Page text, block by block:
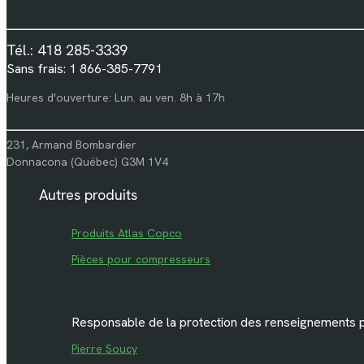
Tél.: 418 285-3339
Sans frais: 1 866-385-7791
Heures d'ouverture: Lun. au ven. 8h à 17h
231, Armand Bombardier
Donnacona (Québec) G3M 1V4
Autres produits
Produits Atlas Copco
Pièces pour compresseurs
Responsable de la protection des renseignements
Pierre Soucy